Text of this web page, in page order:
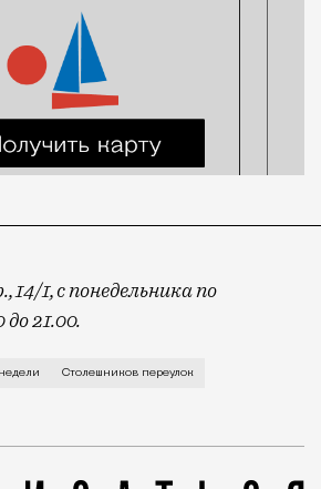
1, с понедельника по
до 21.00.
не по-детски. В прошлом году с
Столешников переулок